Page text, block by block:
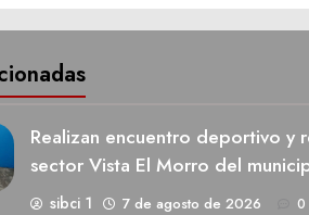
Realizan encuentro deportivo y
sector Vista El Morro del
sibci 1 7 de agosto de 2026 0